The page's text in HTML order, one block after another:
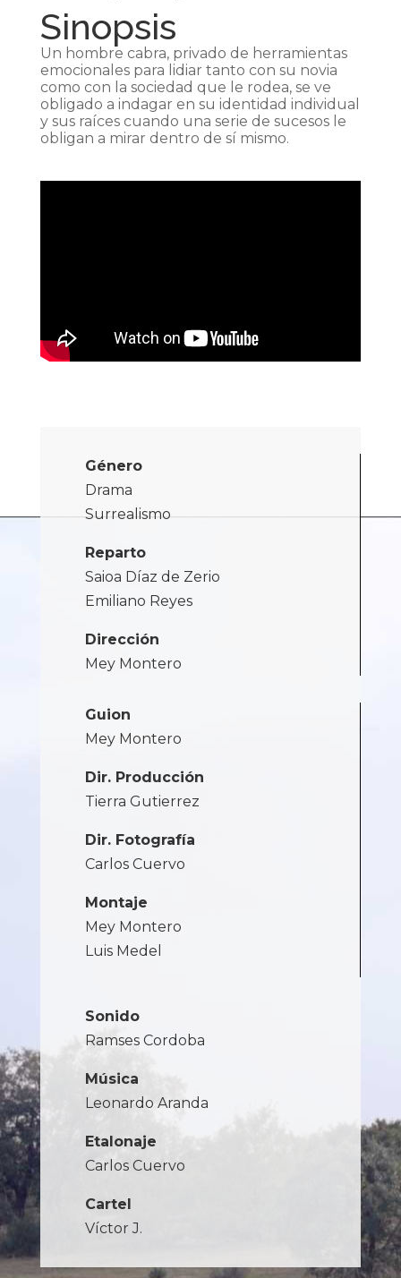
Sinopsis
Un hombre cabra, privado de herramientas
emocionales para lidiar tanto con su novia
como con la sociedad que le rodea, se ve
obligado a indagar en su identidad individual
y sus raíces cuando una serie de sucesos le
obligan a mirar dentro de sí mismo.
Género
Drama
Surrealismo
Reparto
Saioa Díaz de Zerio
Emiliano Reyes
Dirección
Mey Montero
Guion
Mey Montero
Dir. Producción
Tierra Gutierrez
Dir. Fotografía
Carlos Cuervo
Montaje
Mey Montero
Luis Medel
Sonido
Ramses Cordoba
Música
Leonardo Aranda
Etalonaje
Carlos Cuervo
Cartel
Víctor J.